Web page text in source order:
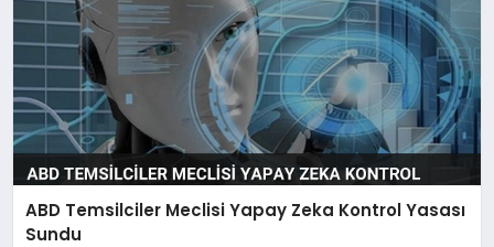
ABD Temsilciler Meclisi Yapay Zeka Kontrol Yasası
Sundu